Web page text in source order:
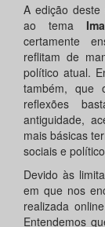
A edição
ao tema
certamente
reflitam de
político atual.
também, que
reflexões
antiguidade,
mais básicas
sociais e
Devido às
em que nos
realizada
Entendemos